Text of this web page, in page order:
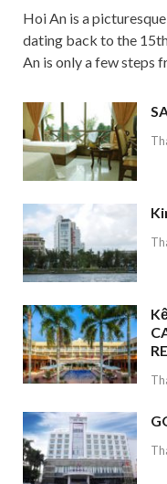
Hoi An is a
dating back to the
An is only a few steps